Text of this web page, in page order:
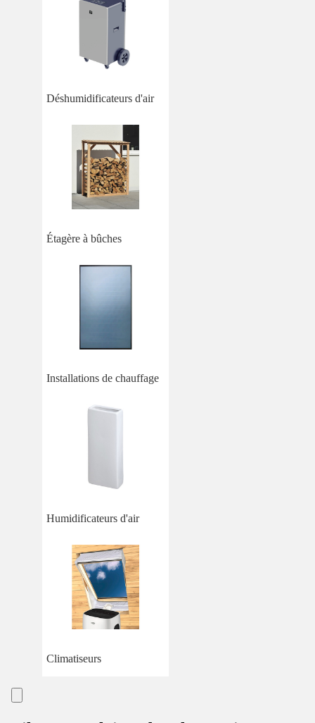
Déshumidificateurs d'air
Étagère à bûches
Installations de chauffage
Humidificateurs d'air
Climatiseurs